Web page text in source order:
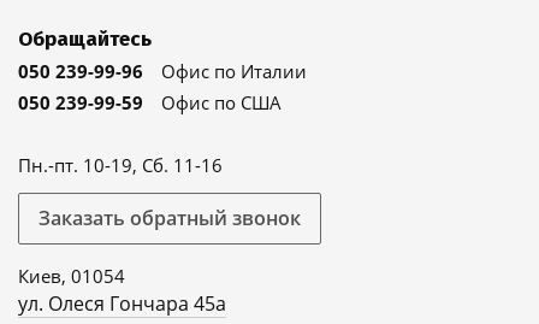
Обращайтесь
050 239-99-96
Офис по Италии
050 239-99-59
Офис по США
Пн.-пт. 10-19, Сб. 11-16
Заказать обратный звонок
Киев, 01054
ул. Олеся Гончара 45а